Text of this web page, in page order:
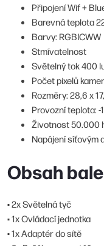
Připojení Wif +
Barevná teplota
Barvy: RGBICWW
Stmívatelnost
Světelný tok 400
Počet pixelů
Rozměry: 28,6 x
Provozní teplota: -
Životnost 50.000
Napájení síťovým
Obsah
• 2x Světelná tyč
• 1x Ovládací jednotka
• 1x Adaptér do sítě